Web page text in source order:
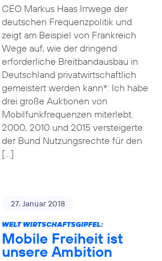
CEO Markus Haas Irrwege der
deutschen Frequenzpolitik und
zeigt am Beispiel von Frankreich
Wege auf, wie der dringend
erforderliche Breitbandausbau in
Deutschland privatwirtschaftlich
gemeistert werden kann*: Ich habe
drei große Auktionen von
Mobilfunkfrequenzen miterlebt.
2000, 2010 und 2015 versteigerte
der Bund Nutzungsrechte für den
[…]
27. Januar 2018
WELT WIRTSCHAFTSGIPFEL:
Mobile Freiheit ist
unsere Ambition